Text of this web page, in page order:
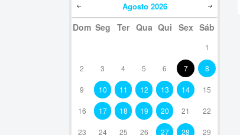
Agosto 2026
Dom Seg Ter Qua Qui Sex Sáb
1
2 3 4 5 6 7 8
9 10 11 12 13 14 15
16 17 18 19 20 21 22
23 24 25 26 27 28 29